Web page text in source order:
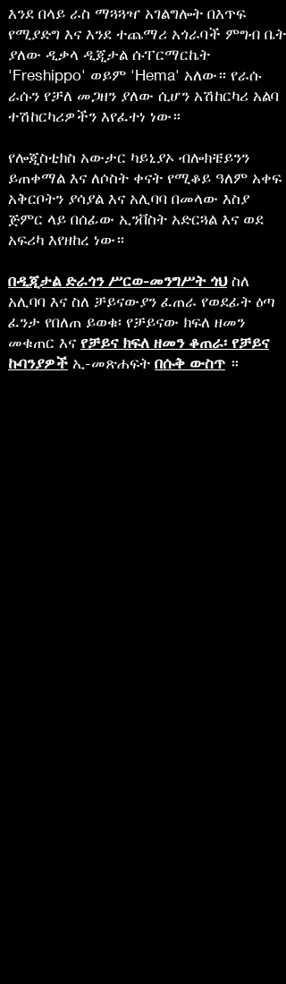
እንደ በላይ ራስ ማጓጓዣ አገልግሎት በእጥፍ
የሚያድግ እና እንደ ተጨማሪ አጎራባች ምግብ ቤት
ያለው ዲቃላ ዲጂታል ሱፐርማርኬት
'Freshippo' ወይም 'Hema' አለው። የራሱ
ራሱን የቻለ መጋዘን ያለው ሲሆን አሽከርካሪ አልባ
ተሽከርካሪዎችን እየፈተነ ነው።
የሎጂስቲክስ አውታር ካይኒያኦ ብሎክቼይንን
ይጠቀማል እና ለሶስት ቀናት የሚቆይ ዓለም አቀፍ
አቅርቦትን ያሳያል እና አሊባባ በመላው እስያ
ጅምር ላይ በሰፊው ኢንቨስት አድርጓል እና ወደ
አፍሪካ እየዘከረ ነው።
በዲጂታል ድራጎን ሥርወ-መንግሥት ጎህስለ
አሊባባ እና ስለ ቻይናውያን ፈጠራ የወደፊት ዕጣ
ፈንታ የበለጠ ይወቁ፡ የቻይናው ክፍለ ዘመን
መቁጠር እና የቻይና ክፍለ ዘመን ቆጠራ፡ የቻይና
ኩባንያዎች ኢ-መጽሐፍት በሱቅ ውስጥ ።